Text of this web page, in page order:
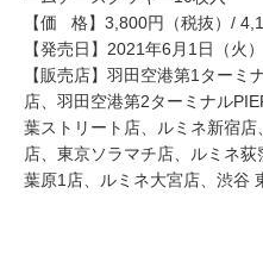
【価 格】3,800円（税抜）/
【発売日】2021年6月1日（火）
【販売店】羽田空港第1ターミ
店、羽田空港第2ターミナル
葉ストリート店、ルミネ新宿
店、東京ソラマチ店、ルミネ
葉原1店、ルミネ大宮店、渋谷